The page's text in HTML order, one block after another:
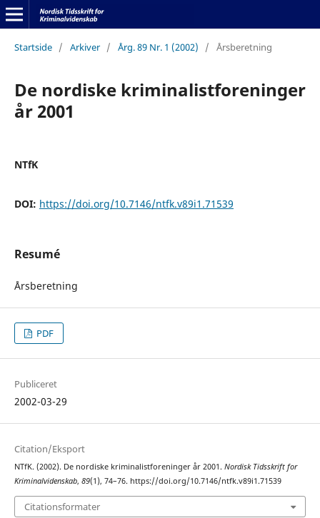
Startside / Arkiver / Årg. 89 Nr. 1 (2002) / Årsberetning
De nordiske kriminalistforeninger
år 2001
NTfK
DOI: https://doi.org/10.7146/ntfk.v89i1.71539
Resumé
Årsberetning
PDF
Publiceret
2002-03-29
Citation/Eksport
NTfK. (2002). De nordiske kriminalistforeninger år 2001. Nordisk Tidsskrift for
Kriminalvidenskab, 89(1), 74–76. https://doi.org/10.7146/ntfk.v89i1.71539
Citationsformater